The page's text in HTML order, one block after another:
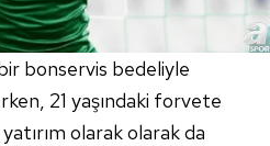
bonservis bedeliyle
21 yaşındaki forvete
olarak olarak da